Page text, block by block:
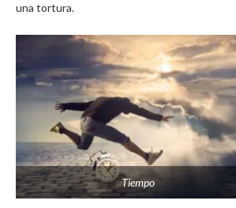
una tortura.
Tiempo